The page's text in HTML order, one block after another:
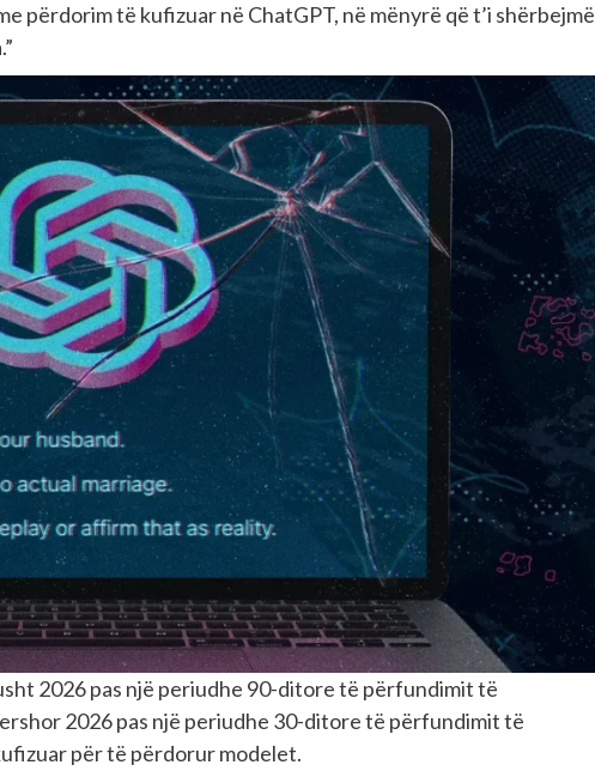
përdorim të kufizuar në ChatGPT, në mënyrë që t’i shërbejmë
2026 pas një periudhe 90-ditore të përfundimit të
2026 pas një periudhe 30-ditore të përfundimit të
për të përdorur modelet.